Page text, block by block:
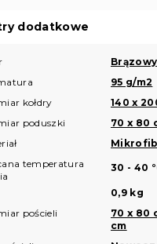
dodatkowe
Brązowy
95 g/m2
kołdry 140 x
poduszki 70 x 80
temperatura
30 - 40
0,9 kg
pościeli
70 x 80
cm